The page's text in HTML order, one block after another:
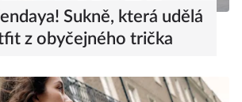
Sukně, která udělá
z obyčejného trička